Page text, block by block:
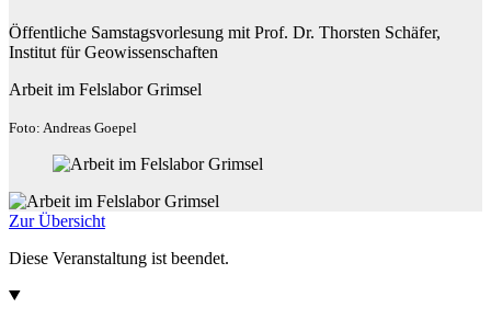
Öffentliche Samstagsvorlesung mit Prof. Dr. Thorsten Schäfer,
Institut für Geowissenschaften
Arbeit im Felslabor Grimsel
Foto: Andreas Goepel
Zur Übersicht
Diese Veranstaltung ist beendet.